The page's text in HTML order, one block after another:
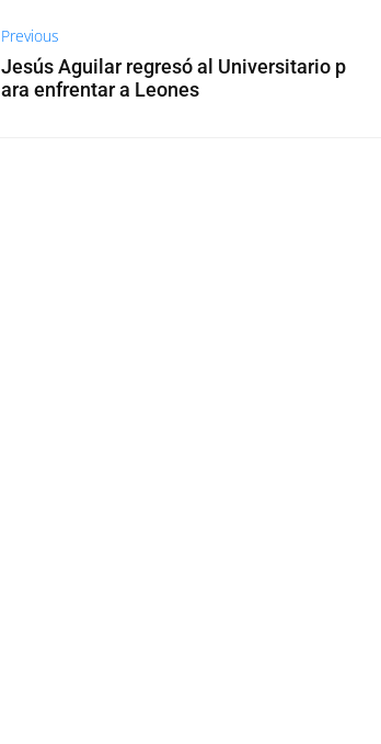
Previous
Jesús Aguilar regresó al Universitario p
ara enfrentar a Leones